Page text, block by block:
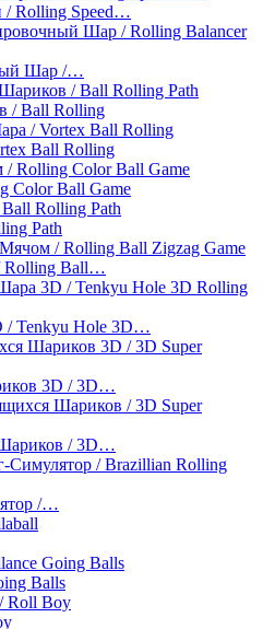
/ Rolling Speed…
Шар /…
/ Ball Rolling
Ball Rolling
Color Ball Game
Path
Rolling Ball…
/ Tenkyu Hole 3D…
3D / 3D…
/ 3D…
/…
Balls